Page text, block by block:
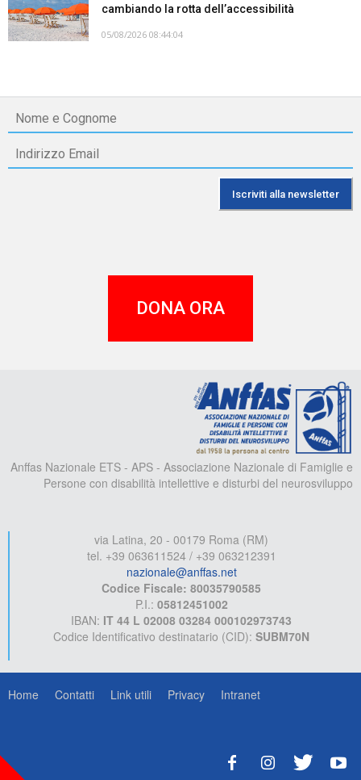
cambiando la rotta dell’accessibilità
05/08/2026 08:44:04
DONA ORA
Anffas Nazionale ETS - APS - Associazione Nazionale di Famiglie e
Persone con disabilità intellettive e disturbi del neurosviluppo
via Latina, 20 - 00179 Roma (RM)
tel. +39 063611524 / +39 063212391
nazionale@anffas.net
Codice Fiscale: 80035790585
P.I.: 05812451002
IBAN: IT 44 L 02008 03284 000102973743
Codice Identificativo destinatario (CID): SUBM70N
Home Contatti Link utili Privacy Intranet